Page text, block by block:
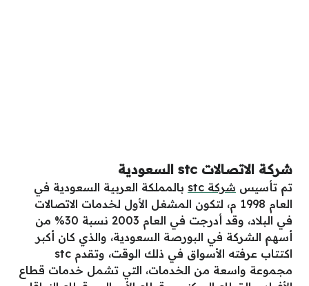
شركة الاتصالات stc السعودية
تم تأسيس شركة stc
بالمملكة العربية السعودية في
العام 1998 م، لتكون المشغل الأول لخدمات الاتصالات
في البلاد، وقد أدرجت في العام 2003 نسبة 30% من
أسهم الشركة في البورصة السعودية، والذي كان أكبر
اكتتاب عرفته الأسواق في ذلك الوقت، وتقدم stc
مجموعة واسعة من الخدمات، التي تشمل خدمات قطاع